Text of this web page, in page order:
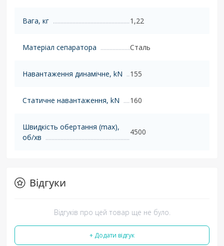
Вага, кг 1,22
Матеріал сепаратора Сталь
Навантаження динамічне, kN 155
Статичне навантаження, kN 160
Швидкість обертання (max),
об/хв
4500
Відгуки
Відгуків про цей товар ще не було.
+ Додати відгук